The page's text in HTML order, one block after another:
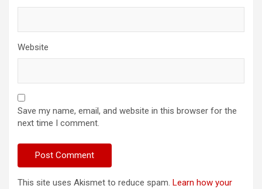
Website
Save my name, email, and website in this browser for the
next time I comment.
This site uses Akismet to reduce spam. Learn how your